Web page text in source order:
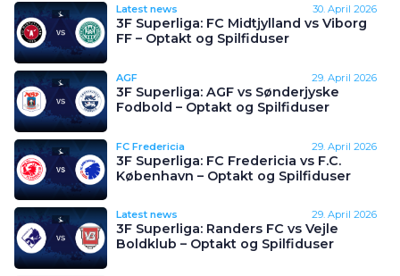
Latest news 30. April 2026
3F Superliga: FC Midtjylland vs Viborg
FF – Optakt og Spilfiduser
AGF 29. April 2026
3F Superliga: AGF vs Sønderjyske
Fodbold – Optakt og Spilfiduser
FC Fredericia 29. April 2026
3F Superliga: FC Fredericia vs F.C.
København – Optakt og Spilfiduser
Latest news 29. April 2026
3F Superliga: Randers FC vs Vejle
Boldklub – Optakt og Spilfiduser